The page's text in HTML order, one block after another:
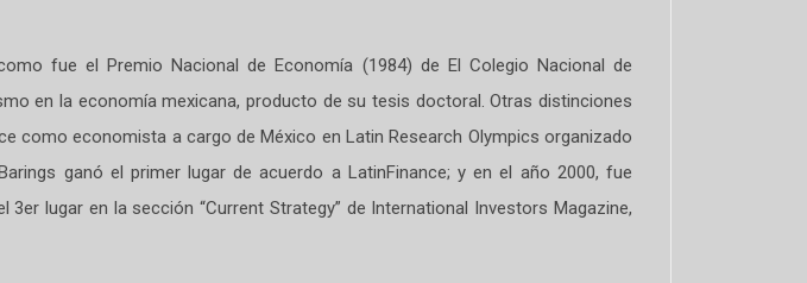
fue el Premio Nacional de Economía (1984) de El Colegio Nacional de
en la economía mexicana, producto de su tesis doctoral. Otras distinciones
como economista a cargo de México en Latin Research Olympics organizado
ganó el primer lugar de acuerdo a LatinFinance; y en el año 2000, fue
lugar en la sección “Current Strategy” de International Investors Magazine,